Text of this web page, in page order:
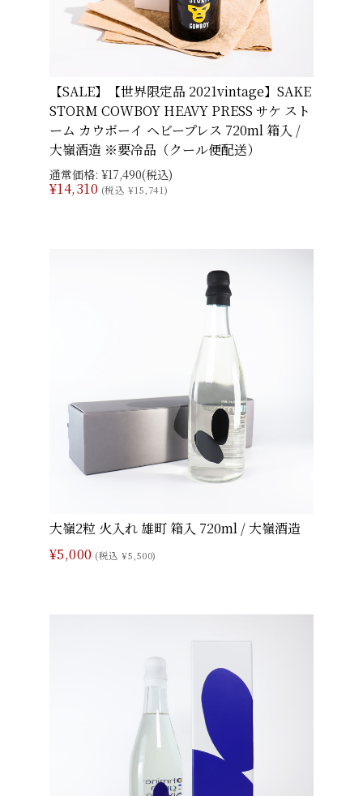
【SALE】【世界限定品 2021vintage】SAKE
STORM COWBOY HEAVY PRESS サケ スト
ーム カウボーイ ヘビープレス 720ml 箱入 /
大嶺酒造 ※要冷品（クール便配送）
通常価格: ¥17,490(税込)
¥14,310 (税込 ¥15,741)
大嶺2粒 火入れ 雄町 箱入 720ml / 大嶺酒造
¥5,000 (税込 ¥5,500)